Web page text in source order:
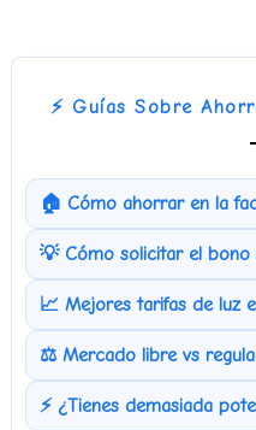
⚡ Guías Sobre
🏠 Cómo ahorrar en la
💡 Cómo solicitar el bono
📈 Mejores tarifas de luz
⚖️ Mercado libre vs
⚡ ¿Tienes demasiada